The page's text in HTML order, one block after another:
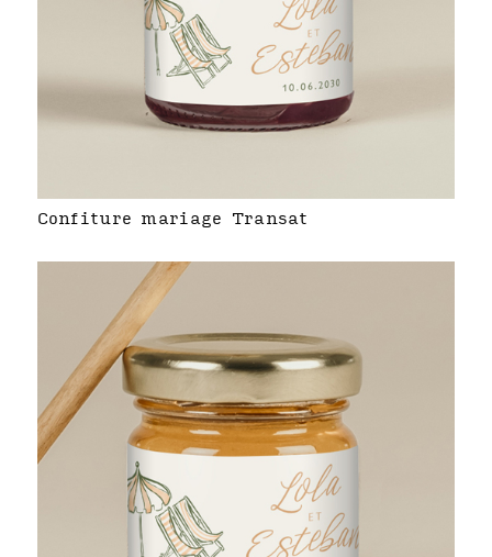
Confiture mariage Transat